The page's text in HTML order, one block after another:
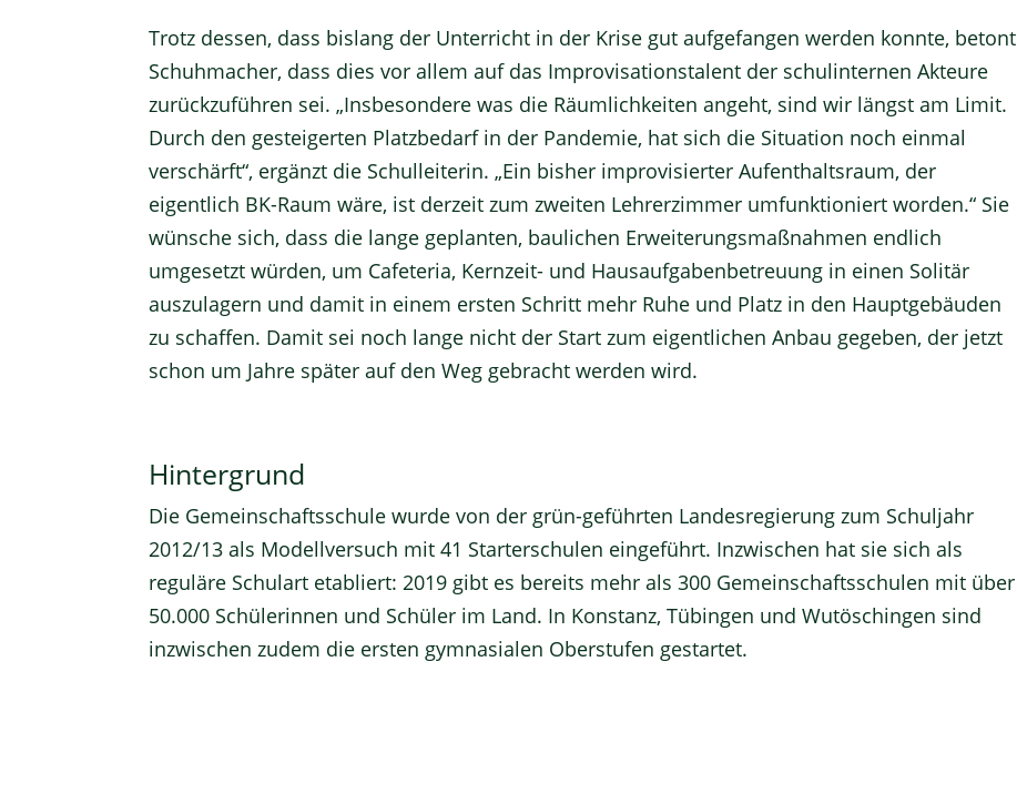
Trotz dessen, dass bislang der Unterricht in der Krise gut aufgefangen werden konnte, betont
Schuhmacher, dass dies vor allem auf das Improvisationstalent der schulinternen Akteure
zurückzuführen sei. „Insbesondere was die Räumlichkeiten angeht, sind wir längst am Limit.
Durch den gesteigerten Platzbedarf in der Pandemie, hat sich die Situation noch einmal
verschärft“, ergänzt die Schulleiterin. „Ein bisher improvisierter Aufenthaltsraum, der
eigentlich BK-Raum wäre, ist derzeit zum zweiten Lehrerzimmer umfunktioniert worden.“ Sie
wünsche sich, dass die lange geplanten, baulichen Erweiterungsmaßnahmen endlich
umgesetzt würden, um Cafeteria, Kernzeit- und Hausaufgabenbetreuung in einen Solitär
auszulagern und damit in einem ersten Schritt mehr Ruhe und Platz in den Hauptgebäuden
zu schaffen. Damit sei noch lange nicht der Start zum eigentlichen Anbau gegeben, der jetzt
schon um Jahre später auf den Weg gebracht werden wird.
Hintergrund
Die Gemeinschaftsschule wurde von der grün-geführten Landesregierung zum Schuljahr
2012/13 als Modellversuch mit 41 Starterschulen eingeführt. Inzwischen hat sie sich als
reguläre Schulart etabliert: 2019 gibt es bereits mehr als 300 Gemeinschaftsschulen mit über
50.000 Schülerinnen und Schüler im Land. In Konstanz, Tübingen und Wutöschingen sind
inzwischen zudem die ersten gymnasialen Oberstufen gestartet.